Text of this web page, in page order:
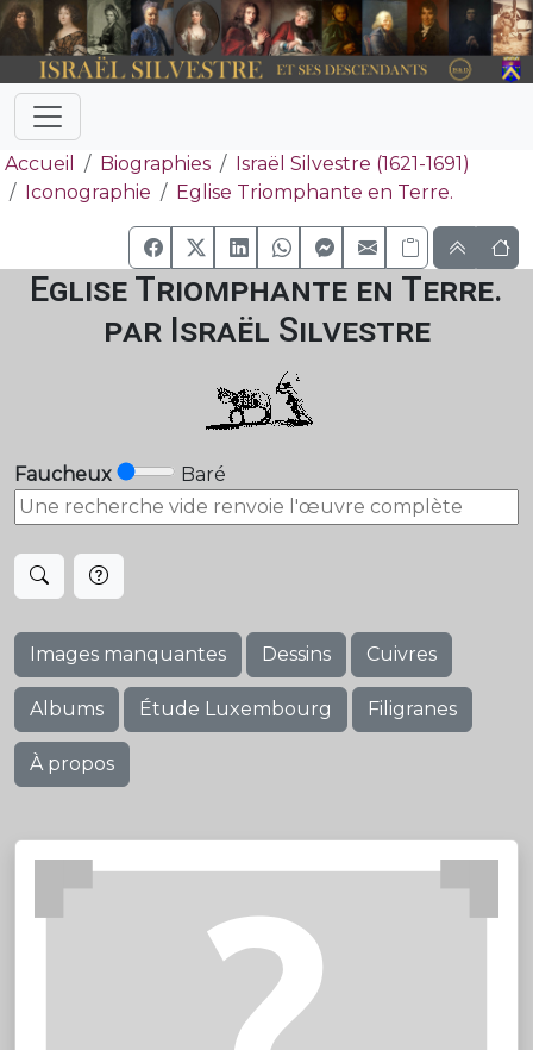
Accueil Biographies
Israël Silvestre (1621-1691)
Iconographie
Eglise Triomphante en Terre.
Eglise Triomphante en Terre.
par Israël Silvestre
Faucheux Baré
Images manquantes Dessins Cuivres
Albums Étude Luxembourg Filigranes
À propos